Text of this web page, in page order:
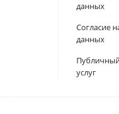
данных
Согласие
данных
услуг